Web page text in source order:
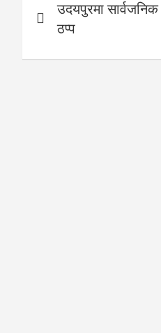
navigation
उदयपुरमा
ठप्प